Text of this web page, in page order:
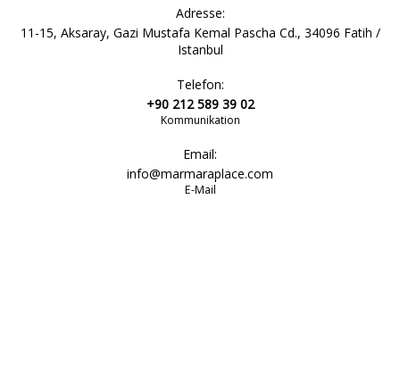
Adresse:
11-15, Aksaray, Gazi Mustafa Kemal Pascha Cd., 34096 Fatih /
Istanbul
Telefon:
+90 212 589 39 02
Kommunikation
Email:
info@marmaraplace.com
E-Mail